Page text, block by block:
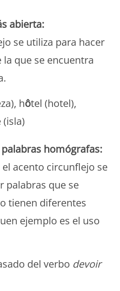
abierta:
se utiliza para hacer
que se encuentra
hôtel (hotel),
(isla)
homógrafas:
el acento circunflejo se
palabras que se
tienen diferentes
ejemplo es el uso
del verbo devoir